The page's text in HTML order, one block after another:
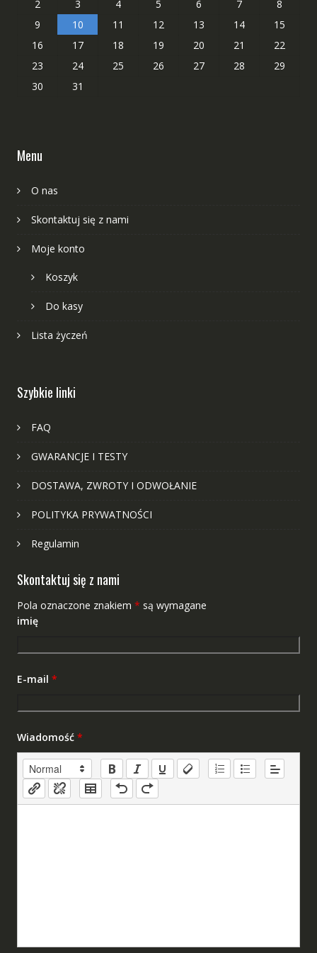
2
3 4 5 6 7
8
9
10 11 12 13 14
15
16
17 18 19 20 21
22
23
24 25 26 27 28
29
30
31
Menu
O nas
Skontaktuj się z nami
Moje konto
Koszyk
Do kasy
Lista życzeń
Szybkie linki
FAQ
GWARANCJE I TESTY
DOSTAWA, ZWROTY I ODWOŁANIE
POLITYKA PRYWATNOŚCI
Regulamin
Skontaktuj się z nami
Pola oznaczone znakiem * są wymagane
imię
E-mail *
Wiadomość *